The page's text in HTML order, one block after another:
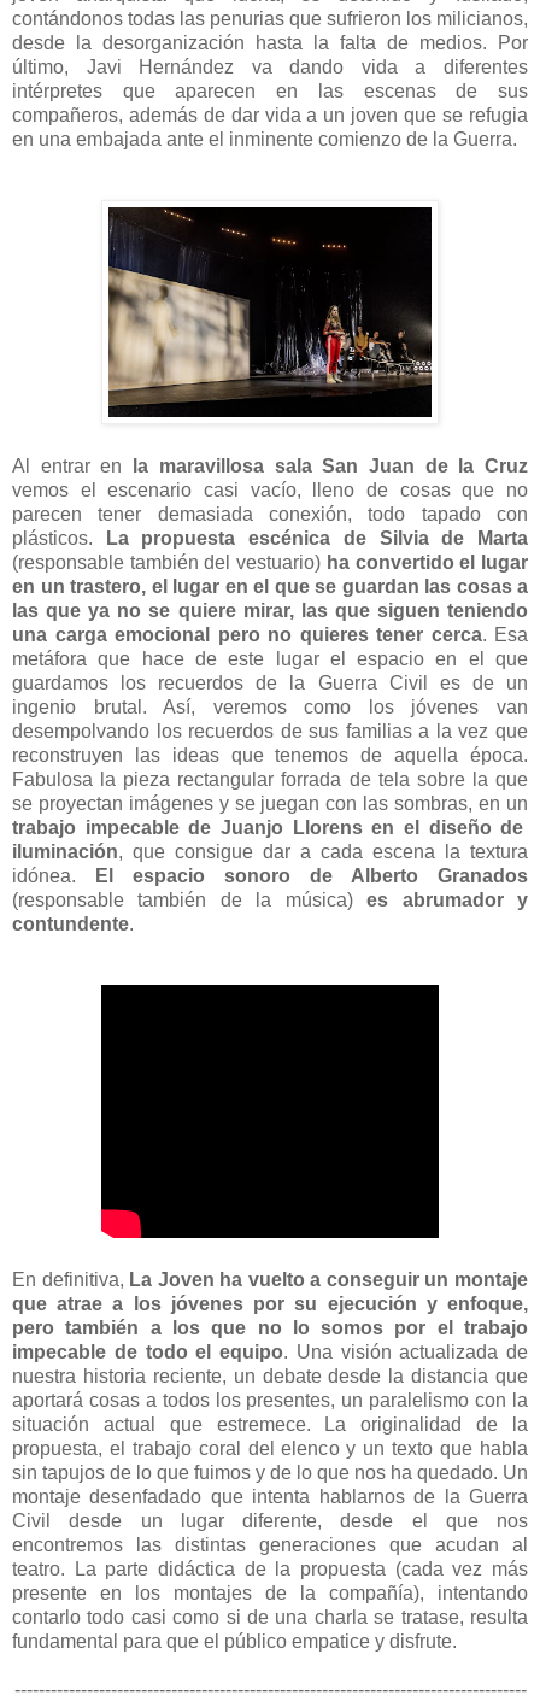
contándonos todas las penurias que sufrieron los milicianos,
desde la desorganización hasta la falta de medios. Por
último, Javi Hernández va dando vida a diferentes
intérpretes que aparecen en las escenas de sus
compañeros, además de dar vida a un joven que se refugia
en una embajada ante el inminente comienzo de la Guerra.
Al entrar en
la maravillosa sala San Juan de la Cruz
vemos el escenario casi vacío, lleno de cosas que no
parecen tener demasiada conexión, todo tapado con
plásticos.
La propuesta escénica de Silvia de Marta
(responsable también del vestuario) ha convertido el lugar
en un trastero, el lugar en el que se guardan las cosas a
las que ya no se quiere mirar, las que siguen teniendo
una carga emocional pero no quieres tener cerca. Esa
metáfora que hace de este lugar el espacio en el que
guardamos los recuerdos de la Guerra Civil es de un
ingenio brutal. Así, veremos como los jóvenes van
desempolvando los recuerdos de sus familias a la vez que
reconstruyen las ideas que tenemos de aquella época.
Fabulosa la pieza rectangular forrada de tela sobre la que
se proyectan imágenes y se juegan con las sombras, en un
trabajo impecable de Juanjo Llorens en el diseño de
iluminación, que consigue dar a cada escena la textura
idónea.
El espacio sonoro de Alberto Granados
(responsable también de la música)es abrumador y
contundente.
En definitiva, La Joven ha vuelto a conseguir un montaje
que atrae a los jóvenes por su ejecución y enfoque,
pero también a los que no lo somos por el trabajo
impecable de todo el equipo. Una visión actualizada de
nuestra historia reciente, un debate desde la distancia que
aportará cosas a todos los presentes, un paralelismo con la
situación actual que estremece. La originalidad de la
propuesta, el trabajo coral del elenco y un texto que habla
sin tapujos de lo que fuimos y de lo que nos ha quedado. Un
montaje desenfadado que intenta hablarnos de la Guerra
Civil desde un lugar diferente, desde el que nos
encontremos las distintas generaciones que acudan al
teatro. La parte didáctica de la propuesta (cada vez más
presente en los montajes de la compañía), intentando
contarlo todo casi como si de una charla se tratase, resulta
fundamental para que el público empatice y disfrute.
-------------------------------------------------------------------------------------